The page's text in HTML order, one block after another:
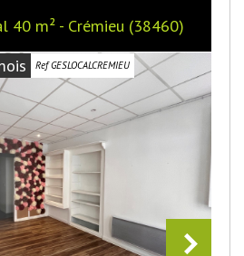
40 m² - Crémieu (38460)
Ref GESLOCALCREMIEU